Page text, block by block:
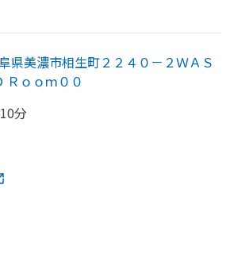
県美濃市相生町２２４０－２ＷＡＳ
Ｒｏｏｍ００
10分